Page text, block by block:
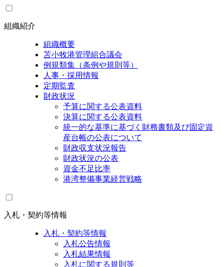
組織紹介
組織概要
苫小牧港管理組合議会
例規類集（条例や規則等）
人事・採用情報
定期監査
財政状況
予算に関する公表資料
決算に関する公表資料
統一的な基準に基づく財務書類及び固定資
産台帳の公表について
財政収支状況報告
財政状況の公表
資金不足比率
港湾整備事業経営戦略
入札・契約等情報
入札・契約等情報
入札公告情報
入札結果情報
入札に関する規則等